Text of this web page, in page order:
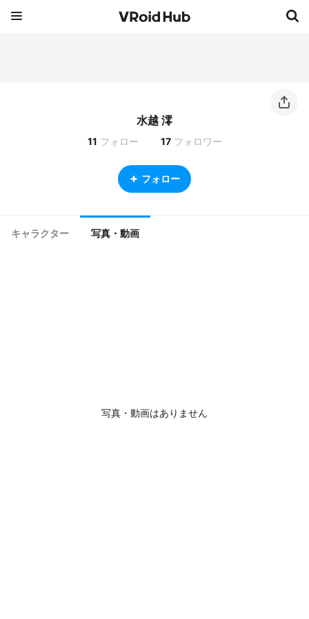
水越 澪
11 フォロー 17 フォロワー
フォロー
キャラクター 写真・動画
写真・動画はありません